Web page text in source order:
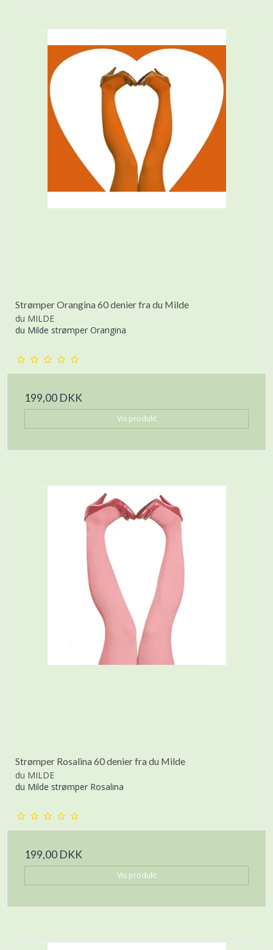
Strømper Orangina 60 denier fra du Milde
du MILDE
du Milde strømper Orangina
199,00 DKK
Vis produkt
Strømper Rosalina 60 denier fra du Milde
du MILDE
du Milde strømper Rosalina
199,00 DKK
Vis produkt